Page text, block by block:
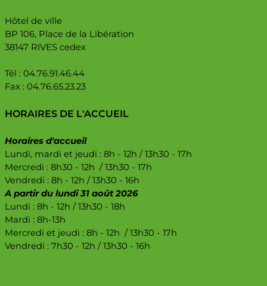
Hôtel de ville
BP 106, Place de la Libération
38147 RIVES cedex
Tél : 04.76.91.46.44
Fax : 04.76.65.23.23
HORAIRES DE L'ACCUEIL
Horaires d'accueil
Lundi, mardi et jeudi : 8h - 12h / 13h30 - 17h
Mercredi : 8h30 - 12h / 13h30 - 17h
Vendredi : 8h - 12h / 13h30 - 16h
A partir du lundi 31 août 2026
Lundi : 8h - 12h / 13h30 - 18h
Mardi : 8h-13h
Mercredi et jeudi : 8h - 12h / 13h30 - 17h
Vendredi : 7h30 - 12h / 13h30 - 16h